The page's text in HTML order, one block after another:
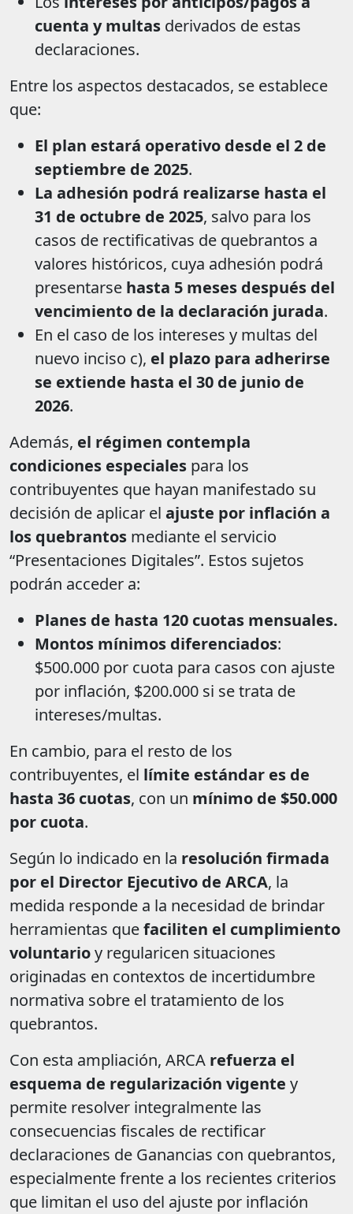
cuenta y multas derivados de estas
declaraciones.
Entre los aspectos destacados, se establece
que:
El plan estará operativo desde el 2 de
septiembre de 2025.
La adhesión podrá realizarse hasta el
31 de octubre de 2025, salvo para los
casos de rectificativas de quebrantos a
valores históricos, cuya adhesión podrá
presentarse hasta 5 meses después del
vencimiento de la declaración jurada.
En el caso de los intereses y multas del
nuevo inciso c), el plazo para adherirse
se extiende hasta el 30 de junio de
2026.
Además, el régimen contempla
condiciones especiales para los
contribuyentes que hayan manifestado su
decisión de aplicar el ajuste por inflación a
los quebrantos mediante el servicio
“Presentaciones Digitales”. Estos sujetos
podrán acceder a:
Planes de hasta 120 cuotas mensuales.
Montos mínimos diferenciados:
$500.000 por cuota para casos con ajuste
por inflación, $200.000 si se trata de
intereses/multas.
En cambio, para el resto de los
contribuyentes, el límite estándar es de
hasta 36 cuotas, con un mínimo de $50.000
por cuota.
Según lo indicado en la resolución firmada
por el Director Ejecutivo de ARCA, la
medida responde a la necesidad de brindar
herramientas quefaciliten el cumplimiento
voluntarioy regularicen situaciones
originadas en contextos de incertidumbre
normativa sobre el tratamiento de los
quebrantos.
Con esta ampliación, ARCA refuerza el
esquema de regularización vigente y
permite resolver integralmente las
consecuencias fiscales de rectificar
declaraciones de Ganancias con quebrantos,
especialmente frente a los recientes criterios
que limitan el uso del ajuste por inflación